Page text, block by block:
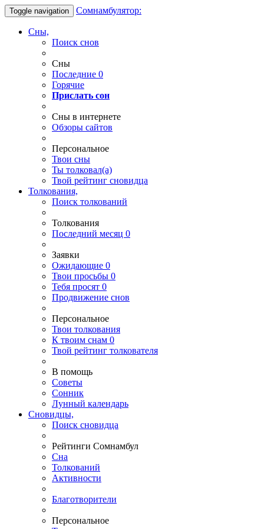
Toggle navigation Сомнамбулятор:
Сны,
Поиск снов
Сны
Последние 0
Горячие
Прислать сон
Сны в интернете
Обзоры сайтов
Персональное
Твои сны
Ты толковал(а)
Твой рейтинг сновидца
Толкования,
Поиск толкований
Толкования
Последний месяц 0
Заявки
Ожидающие 0
Твои просьбы 0
Тебя просят 0
Продвижение снов
Персональное
Твои толкования
К твоим снам 0
Твой рейтинг толкователя
В помощь
Советы
Сонник
Лунный календарь
Сновидцы,
Поиск сновидца
Рейтинги Сомнамбул
Сна
Толкований
Активности
Благотворители
Персональное